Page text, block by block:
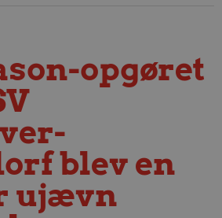
opgøret
blev en
ujævn